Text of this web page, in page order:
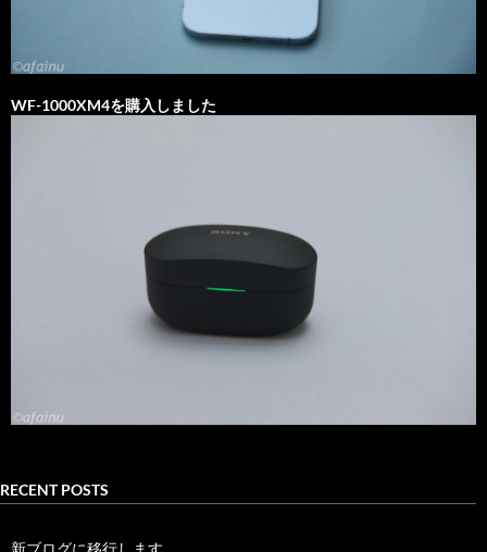
WF-1000XM4を購入しました
RECENT POSTS
新ブログに移行します